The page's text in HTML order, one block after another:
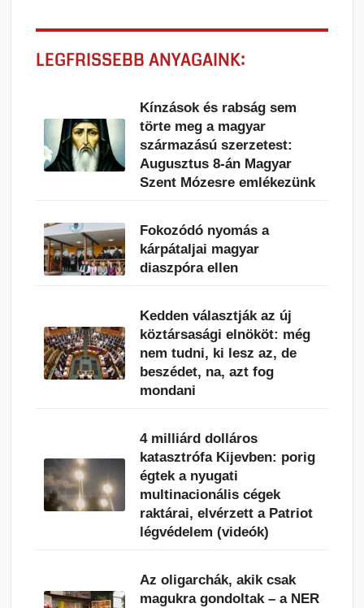
LEGFRISSEBB ANYAGAINK:
Kínzások és rabság sem
törte meg a magyar
származású szerzetest:
Augusztus 8-án Magyar
Szent Mózesre emlékezünk
Fokozódó nyomás a
kárpátaljai magyar
diaszpóra ellen
Kedden választják az új
köztársasági elnököt: még
nem tudni, ki lesz az, de
beszédet, na, azt fog
mondani
4 milliárd dolláros
katasztrófa Kijevben: porig
égtek a nyugati
multinacionális cégek
raktárai, elvérzett a Patriot
légvédelem (videók)
Az oligarchák, akik csak
magukra gondoltak – a NER